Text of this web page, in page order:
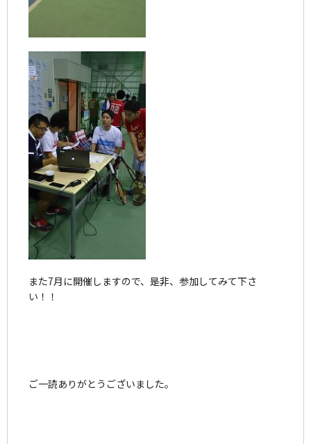
また7月に開催しますので、是非、参加してみて下さ
い！！
ご一読ありがとうございました。